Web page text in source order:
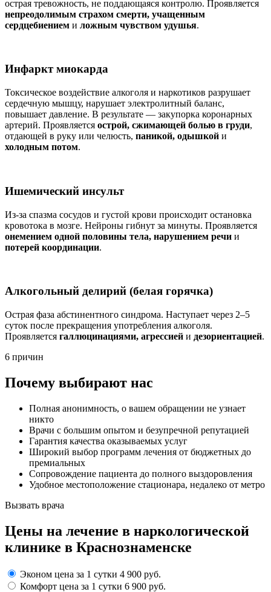
острая тревожность, не поддающаяся контролю. Проявляется
непреодолимым страхом смерти, учащенным
сердцебиением и ложным чувством удушья.
Инфаркт миокарда
Токсическое воздействие алкоголя и наркотиков разрушает
сердечную мышцу, нарушает электролитный баланс,
повышает давление. В результате — закупорка коронарных
артерий. Проявляется острой, сжимающей болью в груди,
отдающей в руку или челюсть, паникой, одышкой и
холодным потом.
Ишемический инсульт
Из-за спазма сосудов и густой крови происходит остановка
кровотока в мозге. Нейроны гибнут за минуты. Проявляется
онемением одной половины тела, нарушением речи и
потерей координации.
Алкогольный делирий (белая горячка)
Острая фаза абстинентного синдрома. Наступает через 2–5
суток после прекращения употребления алкоголя.
Проявляется галлюцинациями, агрессией и дезориентацией.
6 причин
Почему выбирают нас
Полная анонимность, о вашем обращении не узнает
никто
Врачи с большим опытом и безупречной репутацией
Гарантия качества оказываемых услуг
Широкий выбор программ лечения от бюджетных до
премиальных
Сопровождение пациента до полного выздоровления
Удобное местоположение стационара, недалеко от метро
Вызвать врача
Цены на лечение в наркологической
клинике в Краснознаменске
Эконом цена за 1 сутки 4 900 руб.
Комфорт цена за 1 сутки 6 900 руб.